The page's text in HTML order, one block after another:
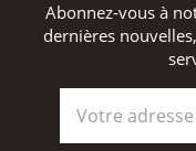
Abonnez-vous à
dernières